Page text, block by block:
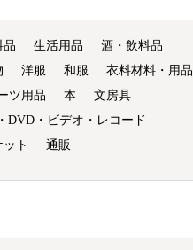
品 生活用品
酒・飲料品
洋服 和服
衣料材料・用品
ツ用品 本
文房具
DVD・ビデオ・レコード
ト 通販